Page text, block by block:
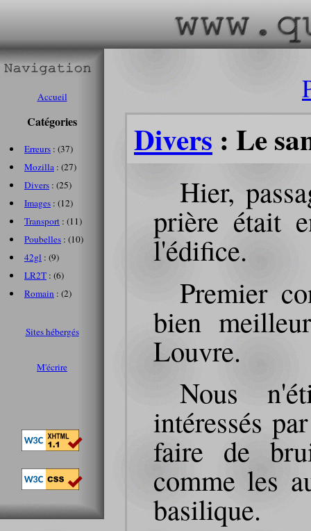
Divers : Le
Hier,
prière était
l'édifice.
Premier
bien
Louvre.
Nous
intéressés
faire de
comme les
basilique.
Accueil
Catégories
Erreurs : (37)
Mozilla : (27)
Divers : (25)
Images : (12)
Transport : (11)
Poubelles : (10)
42gl : (9)
LR2T : (6)
Romain : (2)
Sites hébergés
M'écrire